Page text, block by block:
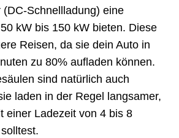
Schnellladung) eine
kW bis 150 kW bieten. Diese
Reisen, da sie dein Auto in
zu 80% aufladen können.
sind natürlich auch
laden in der Regel langsamer,
einer Ladezeit von 4 bis 8